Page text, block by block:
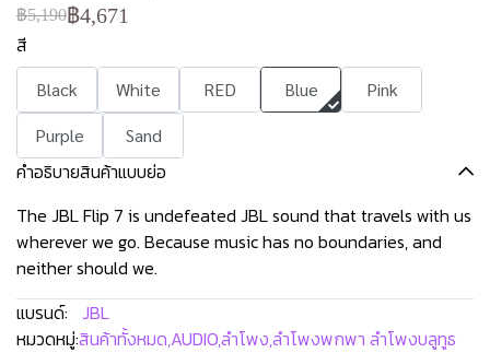
฿5,190฿4,671
สี
Black White RED Blue
Pink
Purple
Sand
คำอธิบายสินค้าแบบย่อ
The JBL Flip 7 is undefeated JBL sound that travels with us
wherever we go. Because music has no boundaries, and
neither should we.
แบรนด์: JBL
หมวดหมู่:สินค้าทั้งหมด,AUDIO,ลำโพง,ลำโพงพกพา ลำโพงบลูทูธ